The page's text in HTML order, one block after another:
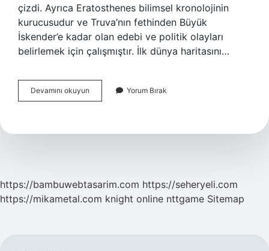
çizdi. Ayrıca Eratosthenes bilimsel kronolojinin
kurucusudur ve Truva’nın fethinden Büyük
İskender’e kadar olan edebi ve politik olayları
belirlemek için çalışmıştır. İlk dünya haritasını…
Devamını okuyun
Bilinen
Haritasını
Yorum Bırak
https://bambuwebtasarim.com https://seheryeli.com
https://mikametal.com knight online nttgame Sitemap